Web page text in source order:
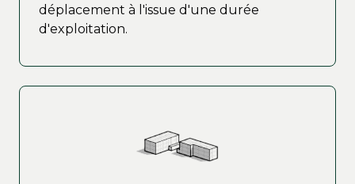
déplacement à l'issue d'une durée
d'exploitation.